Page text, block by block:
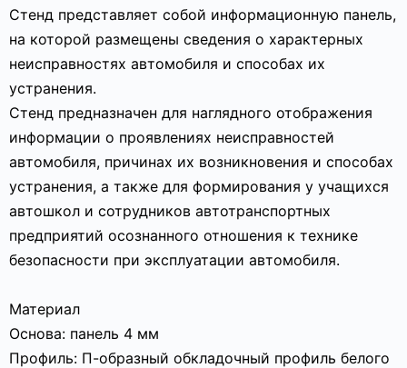
Стенд представляет собой информационную панель,
на которой размещены сведения о характерных
неисправностях автомобиля и способах их
устранения.
Стенд предназначен для наглядного отображения
информации о проявлениях неисправностей
автомобиля, причинах их возникновения и способах
устранения, а также для формирования у учащихся
автошкол и сотрудников автотранспортных
предприятий осознанного отношения к технике
безопасности при эксплуатации автомобиля.
Материал
Основа: панель 4 мм
Профиль: П-образный обкладочный профиль белого